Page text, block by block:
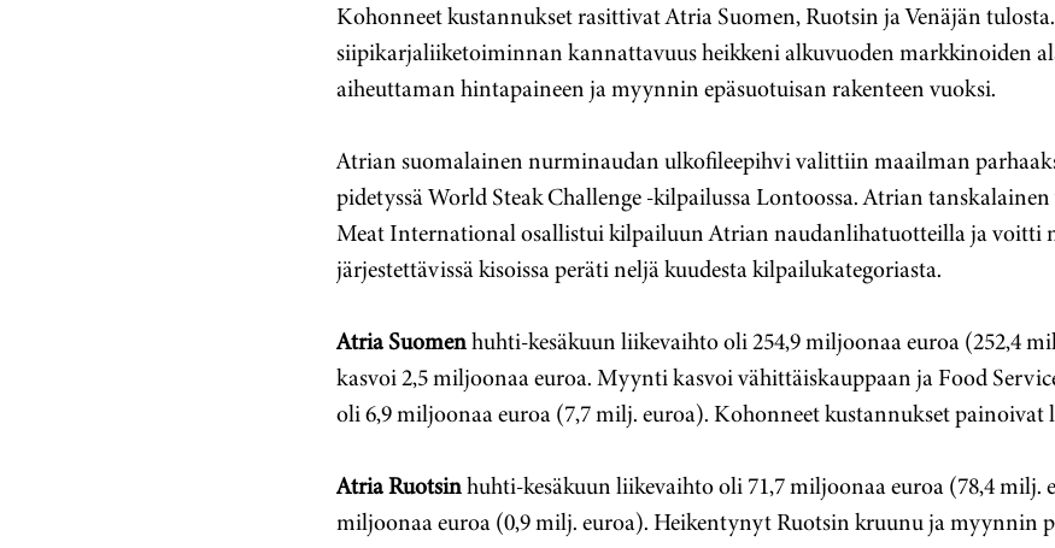
Kohonneet kustannukset rasittivat Atria Suomen, Ruotsin ja Venäjän
siipikarjaliiketoiminnan kannattavuus heikkeni alkuvuoden markkinoiden
aiheuttaman hintapaineen ja myynnin epäsuotuisan rakenteen vuoksi.
Atrian suomalainen nurminaudan ulkofileepihvi valittiin maailman
pidetyssä World Steak Challenge -kilpailussa Lontoossa. Atrian
Meat International osallistui kilpailuun Atrian naudanlihatuotteilla ja voitti
järjestettävissä kisoissa peräti neljä kuudesta kilpailukategoriasta.
Atria Suomenhuhti-kesäkuun liikevaihto oli 254,9 miljoonaa euroa (252,4
kasvoi 2,5 miljoonaa euroa. Myynti kasvoi vähittäiskauppaan ja Food
oli 6,9 miljoonaa euroa (7,7 milj. euroa). Kohonneet kustannukset painoivat
Atria Ruotsinhuhti-kesäkuun liikevaihto oli 71,7 miljoonaa euroa (78,4 milj.
miljoonaa euroa (0,9 milj. euroa). Heikentynyt Ruotsin kruunu ja myynnin